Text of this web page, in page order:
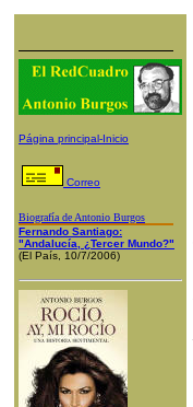
Página principal-Inicio
Correo
Biografía de Antonio Burgos
Fernando Santiago:
"Andalucía, ¿Tercer Mundo?"
(El País, 10/7/2006)